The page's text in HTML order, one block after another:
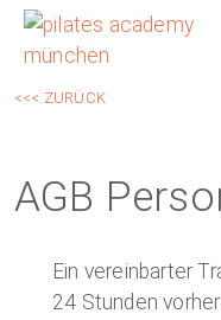
<<< ZURÜCK
AGB
Ein vereinbarter
24 Stunden